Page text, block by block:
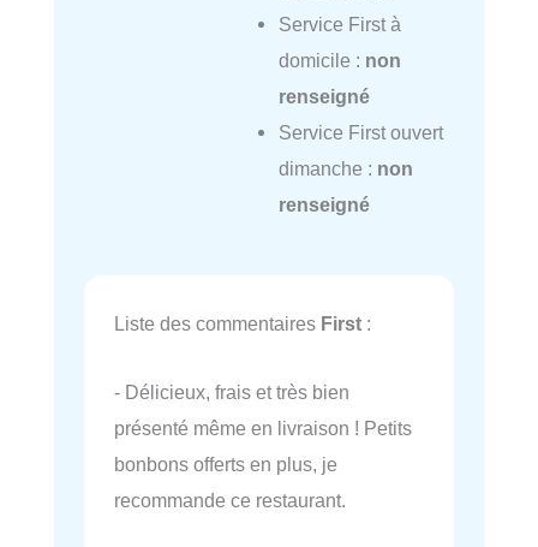
Service First à
domicile : non
renseigné
Service First ouvert
dimanche : non
renseigné
Liste des commentaires First :
- Délicieux, frais et très bien
présenté même en livraison ! Petits
bonbons offerts en plus, je
recommande ce restaurant.